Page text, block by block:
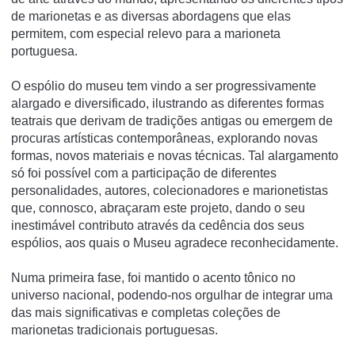
de marionetas e as diversas abordagens que elas
permitem, com especial relevo para a marioneta
portuguesa.
O espólio do museu tem vindo a ser progressivamente
alargado e diversificado, ilustrando as diferentes formas
teatrais que derivam de tradições antigas ou emergem de
procuras artí­sticas contemporâneas, explorando novas
formas, novos materiais e novas técnicas. Tal alargamento
só foi possí­vel com a participação de diferentes
personalidades, autores, colecionadores e marionetistas
que, connosco, abraçaram este projeto, dando o seu
inestimável contributo através da cedência dos seus
espólios, aos quais o Museu agradece reconhecidamente.
Numa primeira fase, foi mantido o acento tônico no
universo nacional, podendo-nos orgulhar de integrar uma
das mais significativas e completas coleções de
marionetas tradicionais portuguesas.